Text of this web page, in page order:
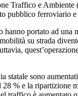
Traffico e
pubblico ferroviario
portato ad
su strada
sono
% e la ripartizione